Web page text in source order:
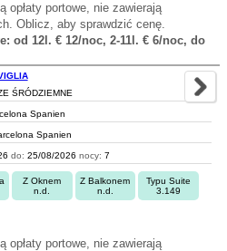
opłaty portowe, nie zawierają
Oblicz, aby sprawdzić cenę.
od 12l. € 12/noc, 2-11l. € 6/noc, do
ŚRÓDZIEMNE
Spanien
Spanien
do: 25/08/2026 nocy: 7
Z Oknem
n.d.
Z Balkonem
n.d.
Typu Suite
3.149
opłaty portowe, nie zawierają